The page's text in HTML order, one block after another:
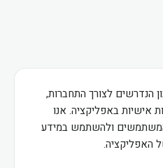
הנדרשים לצורך התחברות,
אישיות באפליקציה. אנו
ולהשתמש במידע
האפליקציה.